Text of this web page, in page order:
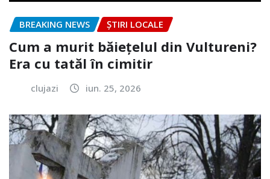
BREAKING NEWS ȘTIRI LOCALE
Cum a murit băiețelul din Vultureni?
Era cu tatăl în cimitir
clujazi iun. 25, 2026